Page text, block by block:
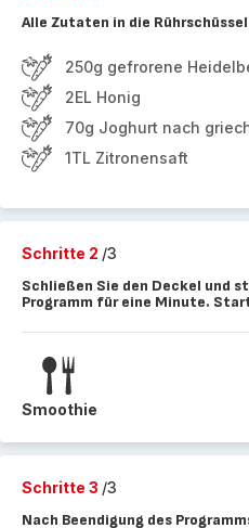
Alle Zutaten in die
250g gefrorene
2EL Honig
70g Joghurt nach
1TL Zitronensaft
Schritte 2 /3
Schließen Sie den Deckel und
Programm für eine Minute.
Smoothie
Schritte 3 /3
Nach Beendigung des